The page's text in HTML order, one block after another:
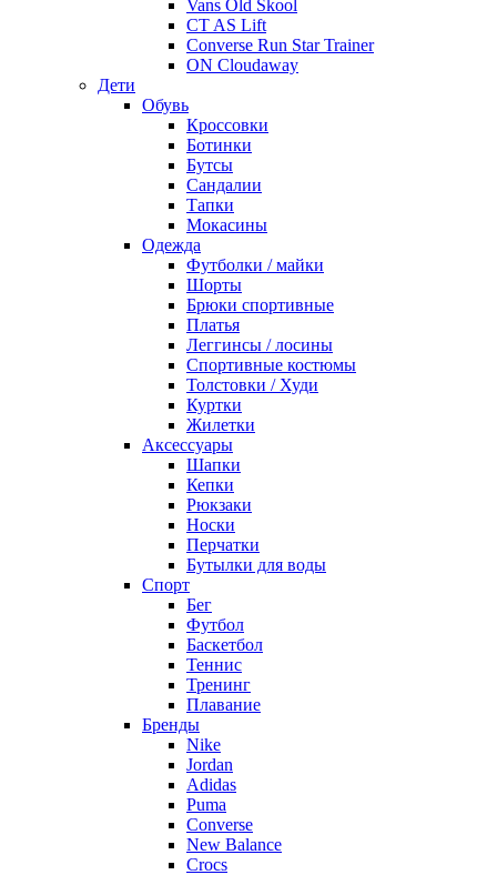
Vans Old Skool
CT AS Lift
Converse Run Star Trainer
ON Cloudaway
Дети
Обувь
Кроссовки
Ботинки
Бутсы
Сандалии
Тапки
Мокасины
Одежда
Футболки / майки
Шорты
Брюки спортивные
Платья
Леггинсы / лосины
Спортивные костюмы
Толстовки / Худи
Куртки
Жилетки
Аксессуары
Шапки
Кепки
Рюкзаки
Носки
Перчатки
Бутылки для воды
Спорт
Бег
Футбол
Баскетбол
Теннис
Тренинг
Плавание
Бренды
Nike
Jordan
Adidas
Puma
Converse
New Balance
Crocs